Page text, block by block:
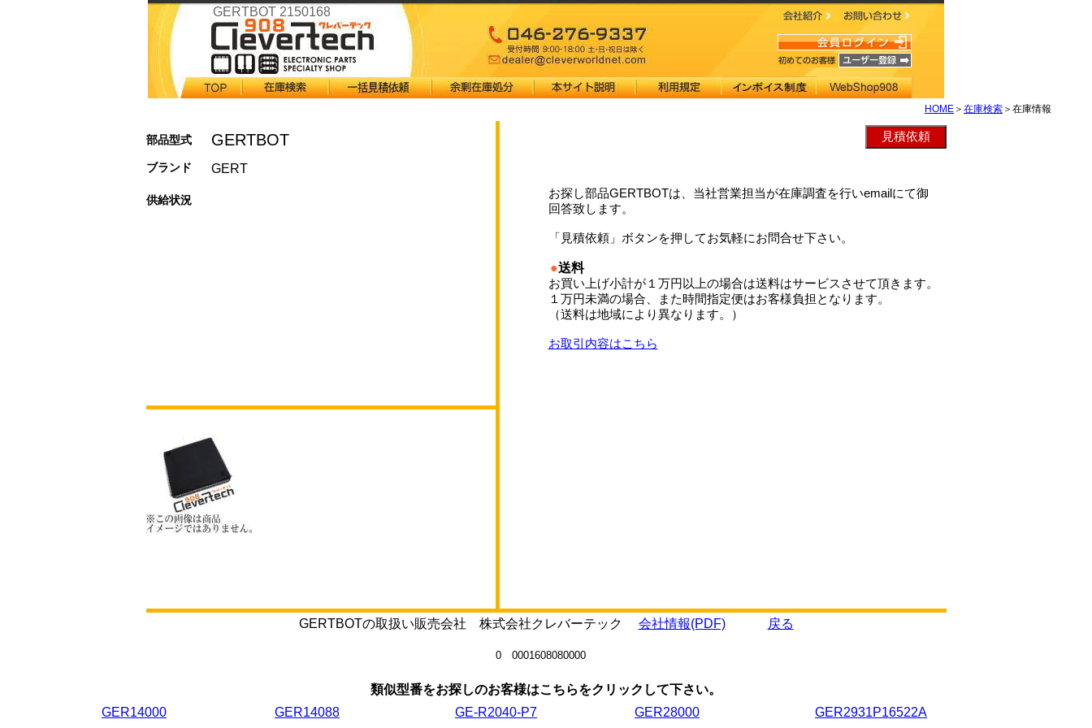
GERTBOT 2150168
HOME ＞ 在庫検索 ＞在庫情報
部品型式 GERTBOT
ブランド GERT
供給状況
お探し部品GERTBOTは、当社営業担当が在庫調査を行いemailにて御
回答致します。
「見積依頼」ボタンを押してお気軽にお問合せ下さい。
●送料
お買い上げ小計が１万円以上の場合は送料はサービスさせて頂きます。
１万円未満の場合、また時間指定便はお客様負担となります。
（送料は地域により異なります。）
お取引内容はこちら
GERTBOTの取扱い販売会社 株式会社クレバーテック 会社情報(PDF) 戻る
0 0001608080000
類似型番をお探しのお客様はこちらをクリックして下さい。
GER14000
GER14088 GE-R2040-P7 GER28000 GER2931P16522A